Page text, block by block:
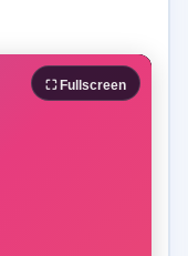
⛶ Fullscreen